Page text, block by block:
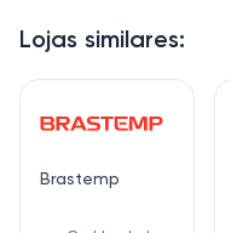
Lojas similares:
Brastemp